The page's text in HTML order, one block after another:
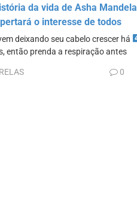
da vida de Asha Mandela
o interesse de todos
deixando seu cabelo crescer há
então prenda a respiração antes
0